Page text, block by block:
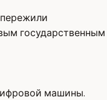
государственным
машины.